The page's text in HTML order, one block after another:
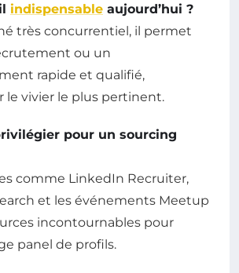
indispensable aujourd’hui ?
très concurrentiel, il permet
ou un
rapide et qualifié,
le vivier le plus pertinent.
pour un sourcing
comme LinkedIn Recruiter,
et les événements Meetup
incontournables pour
panel de profils.